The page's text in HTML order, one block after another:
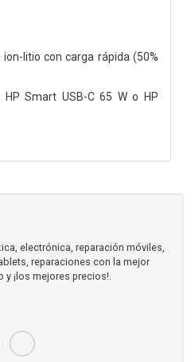
ion-litio con carga rápida (50%
Smart USB-C 65 W o HP
electrónica, reparación móviles,
reparaciones con la mejor
¡los mejores precios!.